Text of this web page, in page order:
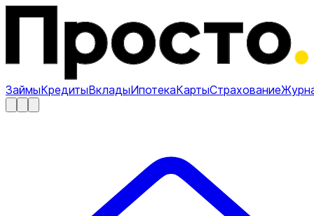
ЗаймыКредитыВкладыИпотекаКартыСтрахование